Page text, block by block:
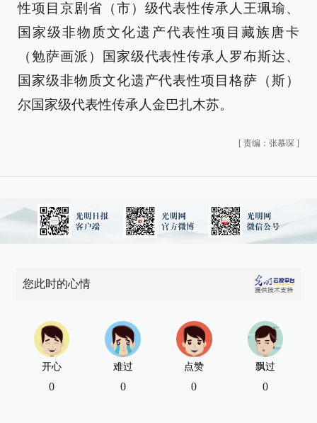
性项目京剧省（市）级代表性传承人王珮瑜、
国家级非物质文化遗产代表性项目藏族唐卡
（勉萨画派）国家级代表性传承人罗布斯达、
国家级非物质文化遗产代表性项目格萨（斯）
尔国家级代表性传承人金巴扎木苏。
[ 责编：张慕琛 ]
您此时的心情
开心
0
难过
0
点赞
0
飘过
0